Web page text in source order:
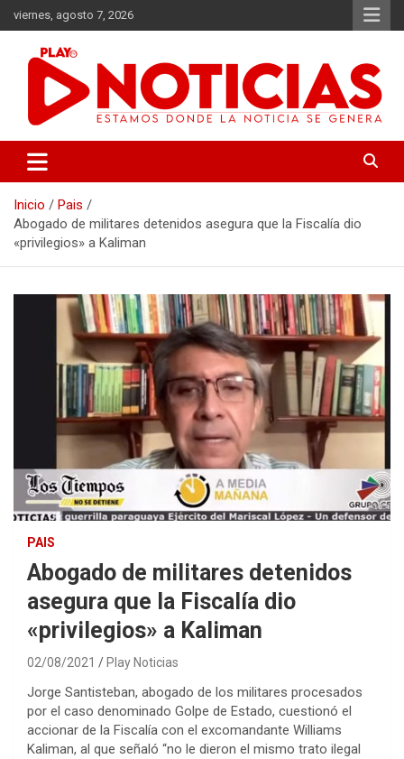
Saltar
al
contenido
viernes, agosto 7, 2026
Play Noticias
Inicio
Pais
Abogado de militares detenidos asegura que la Fiscalía dio
«privilegios» a Kaliman
PAIS
Abogado de militares detenidos
asegura que la Fiscalía dio
«privilegios» a Kaliman
02/08/2021 Play Noticias
Jorge Santisteban, abogado de los militares procesados
por el caso denominado Golpe de Estado, cuestionó el
accionar de la Fiscalía con el excomandante Williams
Kaliman, al que señaló “no le dieron el mismo trato ilegal